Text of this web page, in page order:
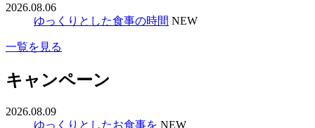
2026.08.06
ゆっくりとした食事の時間 NEW
一覧を見る
キャンペーン
2026.08.09
ゆっくりとしたお食事を NEW